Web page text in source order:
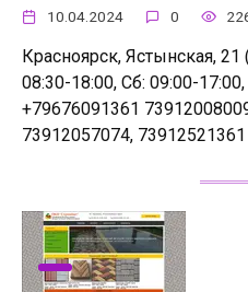
10.04.2024 0
Красноярск, Ястынская,
08:30-18:00, Сб: 09:00-
+79676091361
73912057074, 73912521361